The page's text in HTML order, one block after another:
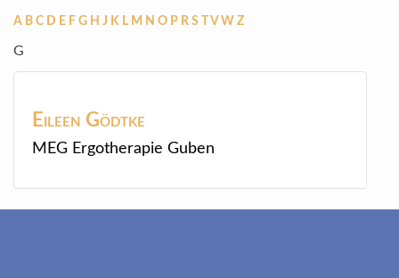
A B C D E F G H J K L M N O P R S V W Z
G
Eileen Gödtke
MEG Ergotherapie Guben